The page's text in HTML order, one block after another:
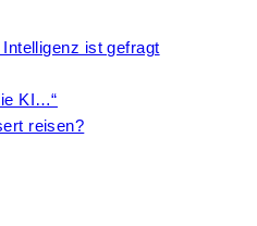
ist gefragt
KI…“
reisen?